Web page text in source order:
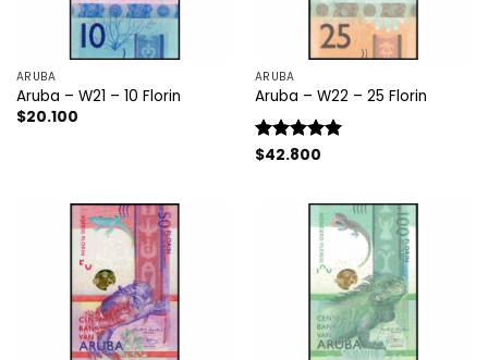
ARUBA
Aruba – W21 – 10 Florin
$20.100
ARUBA
Aruba – W22 – 25 Florin
Valorado
$42.800